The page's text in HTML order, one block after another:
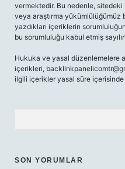
vermektedir. Bu nedenle,
veya araştırma yükümlülüğümüz
yazdıkları içeriklerin
bu sorumluluğu kabul etmiş
Hukuka ve yasal düzenlemelere
içerikleri,
ilgili içerikler yasal süre içerisinde
SON YORUMLAR